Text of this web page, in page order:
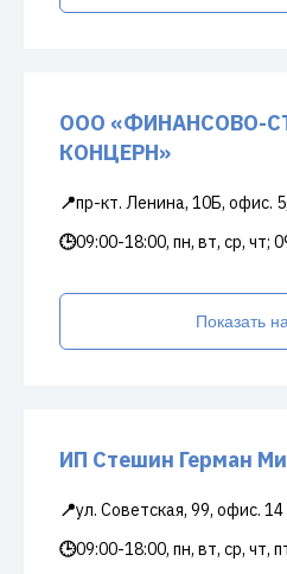
ООО «ФИНАНСОВО-
КОНЦЕРН»
📍пр-кт. Ленина, 10Б, офис.
🕒09:00-18:00, пн, вт, ср, чт;
Показать
ИП Стешин Герман
📍ул. Советская, 99, офис. 14
🕒09:00-18:00, пн, вт, ср, чт,